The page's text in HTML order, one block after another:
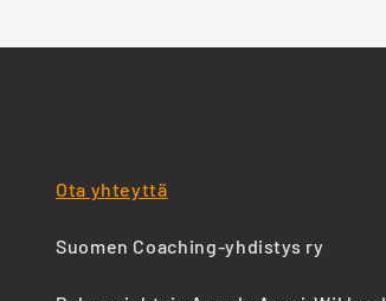
Ota yhteyttä
Suomen Coaching-yhdistys ry